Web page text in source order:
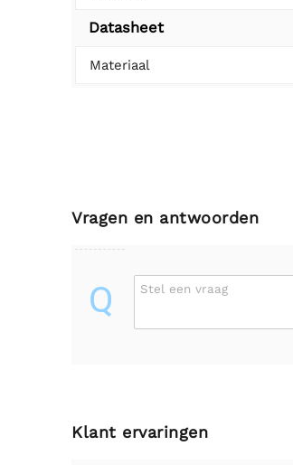
Datasheet
Materiaal
Vragen en antwoorden
Q Stel een vraag
Klant ervaringen